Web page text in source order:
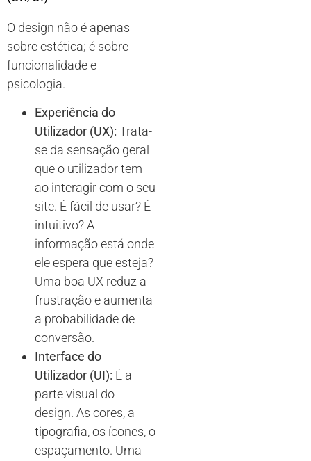
O design não é apenas
sobre estética; é sobre
funcionalidade e
psicologia.
Experiência do
Utilizador (UX): Trata-
se da sensação geral
que o utilizador tem
ao interagir com o seu
site. É fácil de usar? É
intuitivo? A
informação está onde
ele espera que esteja?
Uma boa UX reduz a
frustração e aumenta
a probabilidade de
conversão.
Interface do
Utilizador (UI): É a
parte visual do
design. As cores, a
tipografia, os ícones, o
espaçamento. Uma